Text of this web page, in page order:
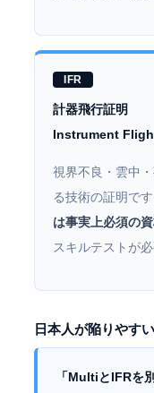
IFR
計器飛行証明
Instrument
視界不良・雲中
る技術の証明です
は事実上必須の
スキルテストが必
日本人が陥りやす
「MultiとIFRを